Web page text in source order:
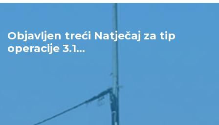
Objavljen treći Natječaj za tip
operacije 3.1...